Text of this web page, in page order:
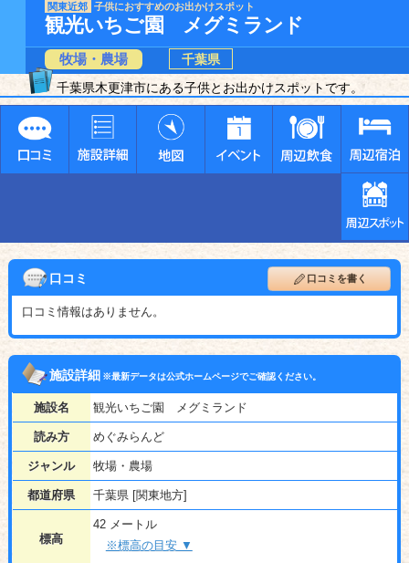
関東近郊 子供におすすめのお出かけスポット
観光いちご園 メグミランド
牧場・農場
千葉県
千葉県木更津市にある子供とお出かけスポットです。
口コミ 口コミを書く
口コミ情報はありません。
施設詳細※最新データは公式ホームページでご確認ください。
施設名 観光いちご園 メグミランド
読み方 めぐみらんど
ジャンル 牧場・農場
都道府県 千葉県 [関東地方]
標高
42 メートル
※標高の目安 ▼